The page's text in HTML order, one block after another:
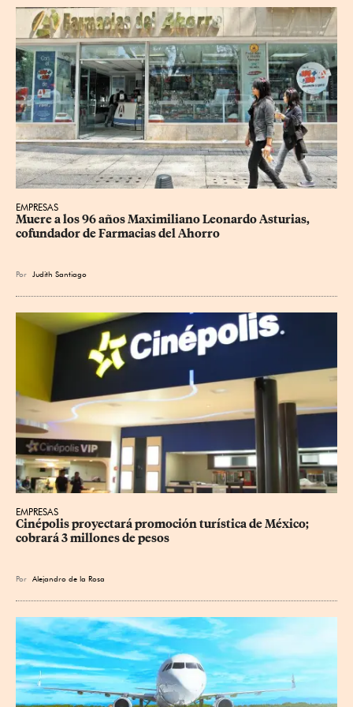
EMPRESAS
Muere a los 96 años Maximiliano Leonardo Asturias,
cofundador de Farmacias del Ahorro
Por Judith Santiago
EMPRESAS
Cinépolis proyectará promoción turística de México;
cobrará 3 millones de pesos
Por Alejandro de la Rosa